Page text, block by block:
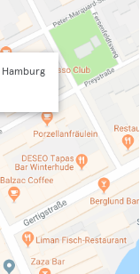
Hamburg